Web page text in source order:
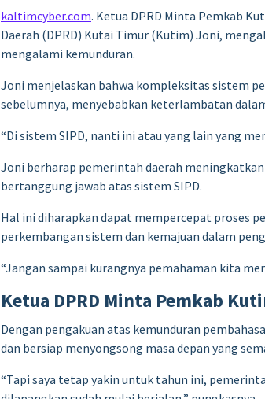
kaltimcyber.com. Ketua DPRD Minta Pemkab
Daerah (DPRD) Kutai Timur (Kutim) Joni,
mengalami kemunduran.
Joni menjelaskan bahwa kompleksitas sistem
sebelumnya, menyebabkan keterlambatan
“Di sistem SIPD, nanti ini atau yang lain yang
Joni berharap pemerintah daerah
bertanggung jawab atas sistem SIPD.
Hal ini diharapkan dapat mempercepat proses
perkembangan sistem dan kemajuan dalam
“Jangan sampai kurangnya pemahaman kita
Ketua DPRD Minta Pemkab
Dengan pengakuan atas kemunduran
dan bersiap menyongsong masa depan yang
“Tapi saya tetap yakin untuk tahun ini,